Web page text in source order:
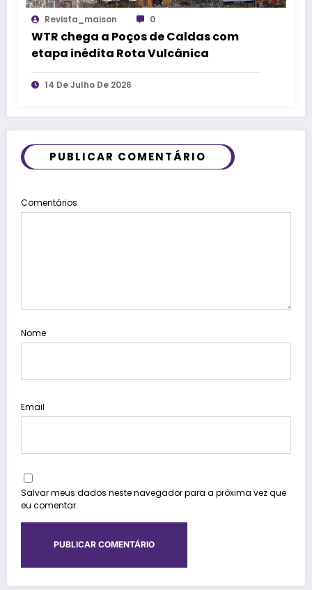
Revista_maison 0
WTR chega a Poços de Caldas com
etapa inédita Rota Vulcânica
14 De Julho De 2026
PUBLICAR COMENTÁRIO
Comentários
Nome
Email
Salvar meus dados neste navegador para a próxima vez que
eu comentar.